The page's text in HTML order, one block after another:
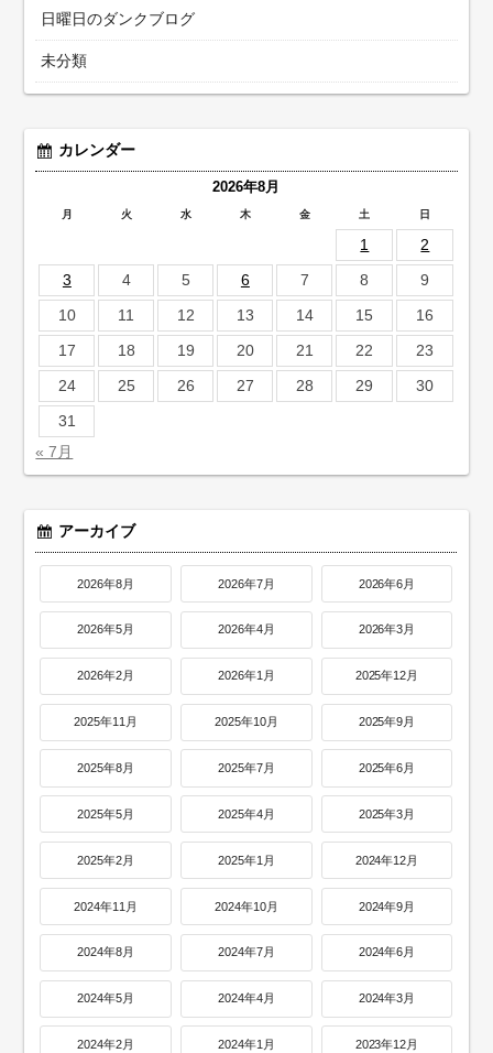
日曜日のダンクブログ
未分類
カレンダー
2026年8月
月 火 水 木 金 土 日
1
2
3
4 5 6 7 8
9
10
11 12 13 14 15
16
17
18 19 20 21 22
23
24
25 26 27 28 29
30
31
« 7月
アーカイブ
2026年8月 2026年7月 2026年6月
2026年5月 2026年4月 2026年3月
2026年2月 2026年1月 2025年12月
2025年11月 2025年10月 2025年9月
2025年8月 2025年7月 2025年6月
2025年5月 2025年4月 2025年3月
2025年2月 2025年1月 2024年12月
2024年11月 2024年10月 2024年9月
2024年8月 2024年7月 2024年6月
2024年5月 2024年4月 2024年3月
2024年2月 2024年1月 2023年12月